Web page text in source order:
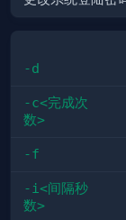
-d
-c<完成次
数>
-f
-i<间隔秒
数>